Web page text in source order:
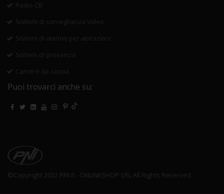
Radio CB
Sistemi di sorveglianza video
Sistemi di alarme per abitazioni
Sistemi di presenza
Camere da caccia
Puoi trovarci anche su:
©Copyright 2022 PNI.it - ONLINESHOP SRL All Rights Reserved.